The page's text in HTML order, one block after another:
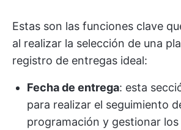
Estas son las funciones clave
al realizar la selección de una
registro de entregas ideal:
Fecha de entrega: esta
para realizar el seguimiento
programación y gestionar